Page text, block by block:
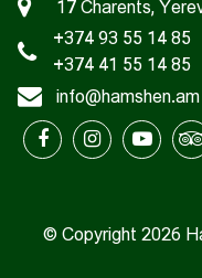
17 Charents,
+374 93 55 14 85
+374 41 55 14 85
info@hamshen.am
© Copyright 2026